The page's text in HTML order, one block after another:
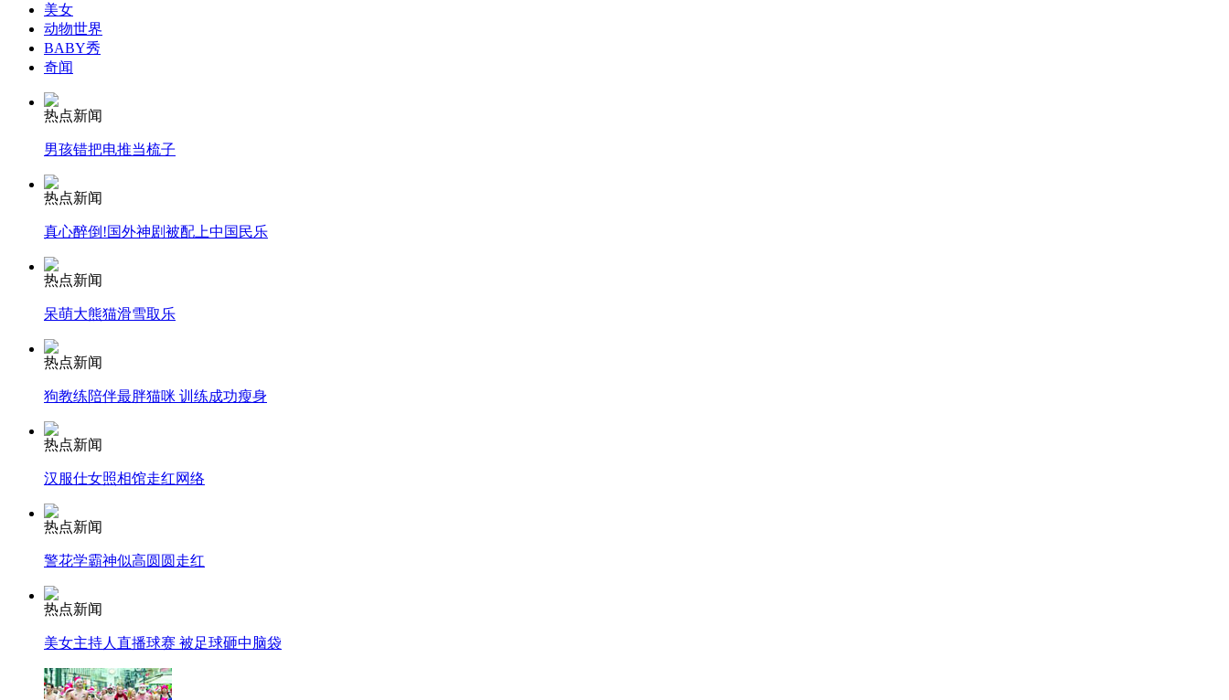
外交部：有关国家言论片面不公正
安徽一实载49人客车翻车
走！跟着总书记去植树
消防员救轻生者 花炮节热闹非凡
纽约上演“枕头大战”
司机酒驾遇交警 急速倒车逃窜
美女
动物世界
BABY秀
奇闻
热点新闻
男孩错把电推当梳子
热点新闻
真心醉倒!国外神剧被配上中国民乐
热点新闻
呆萌大熊猫滑雪取乐
热点新闻
狗教练陪伴最胖猫咪 训练成功瘦身
热点新闻
汉服仕女照相馆走红网络
热点新闻
警花学霸神似高圆圆走红
热点新闻
美女主持人直播球赛 被足球砸中脑袋